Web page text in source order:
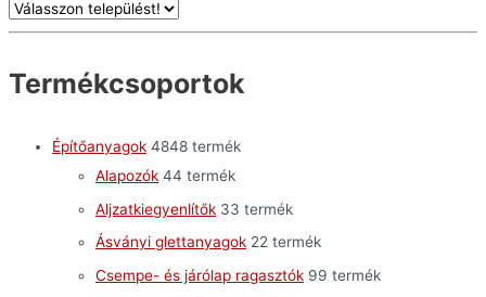
Termékcsoportok
Építőanyagok 4848 termék
Alapozók 44 termék
Aljzatkiegyenlítők 33 termék
Ásványi glettanyagok 22 termék
Csempe- és járólap ragasztók 99 termék